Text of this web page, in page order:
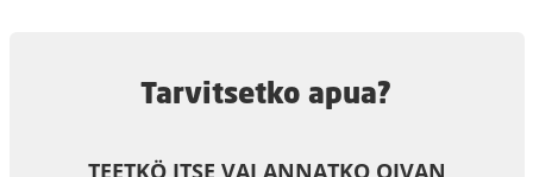
Tarvitsetko apua?
TEETKÖ ITSE VAI ANNATKO OIVAN